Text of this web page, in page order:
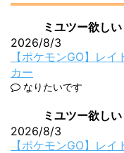
ミユツー欲しい
2026/8/3
【ポケモンGO】レ
カー
なりたいです
ミユツー欲しい
2026/8/3
【ポケモンGO】レ